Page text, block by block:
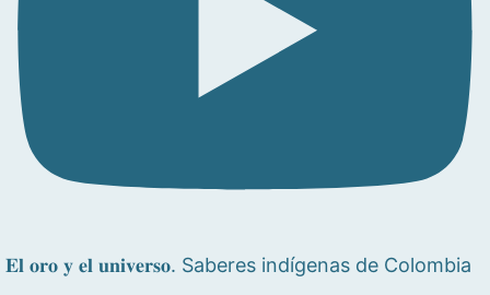
𝐄𝐥 𝐨𝐫𝐨 𝐲 𝐞𝐥 𝐮𝐧𝐢𝐯𝐞𝐫𝐬𝐨. Saberes indígenas de Colombia